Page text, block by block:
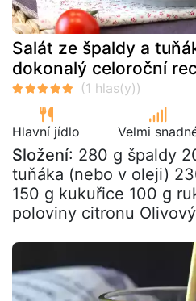
Salát ze špaldy a
dokonalý celoroční
Hlavní jídlo Velmi
Složení: 280 g špaldy
tuňáka (nebo v oleji)
150 g kukuřice 100 g
poloviny citronu